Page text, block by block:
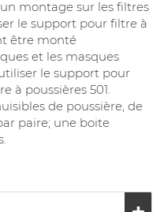
montage sur les filtres
le support pour filtre à
être monté
et les masques
le support pour
à poussières 501.
de poussière, de
paire; une boite